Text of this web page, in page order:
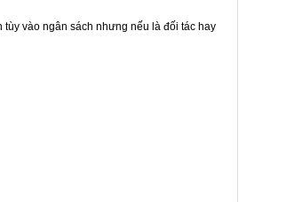
vào ngân sách nhưng nếu là đối tác hay